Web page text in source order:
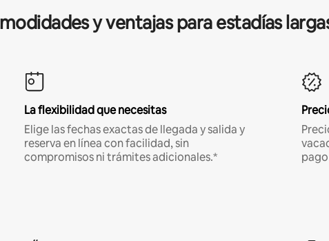
y ventajas para estadías
La flexibilidad que necesitas
Elige las fechas exactas de llegada y salida y
reserva en línea con facilidad, sin
compromisos ni trámites adicionales.*